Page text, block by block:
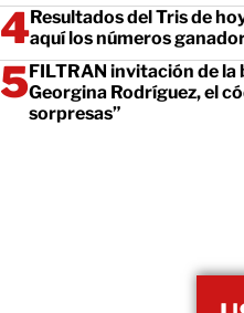
Resultados del Tris de
aquí los números
FILTRAN invitación de la
Georgina Rodríguez, el
sorpresas”